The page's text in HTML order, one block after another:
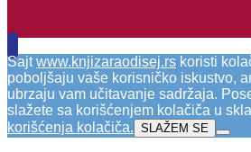
Sajtwww.knjizaraodisej.rs koristi
poboljšaju vaše korisničko iskustvo,
ubrzaju vam učitavanje sadržaja.
slažete sa korišćenjem kolačiča u
korišćenja kolačiča. SLAŽEM SE